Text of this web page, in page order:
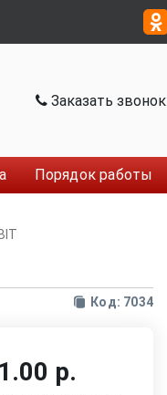
Заказать звонок
Порядок работы
Код: 7034
р.